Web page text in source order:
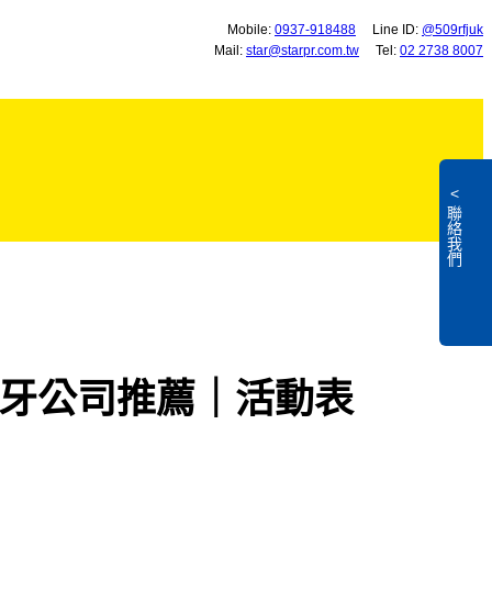
Mobile: 0937-918488 Line ID: @509rfjuk
Mail: star@starpr.com.tw Tel: 02 2738 8007
公司推薦｜活動表
<
聯絡我們